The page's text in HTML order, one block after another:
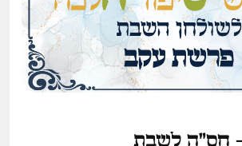
חס"ה לשבת